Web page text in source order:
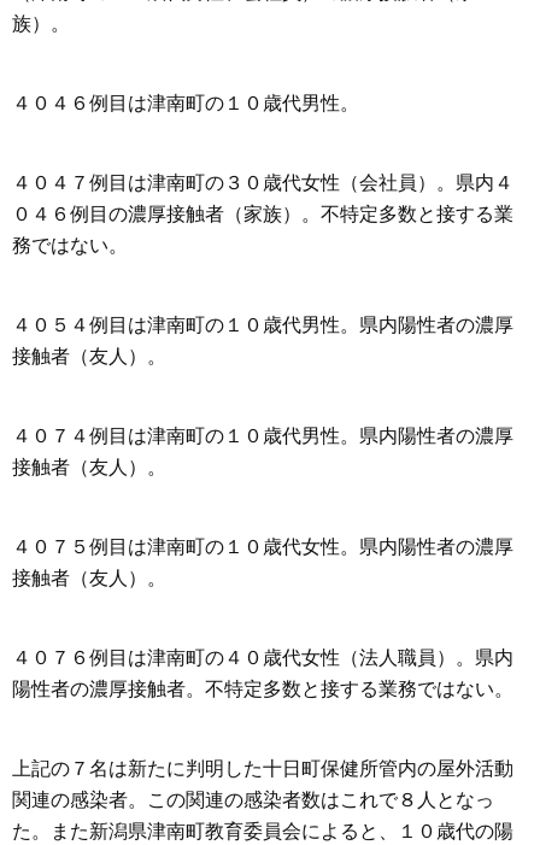
族）。
４０４６例目は津南町の１０歳代男性。
４０４７例目は津南町の３０歳代女性（会社員）。県内４
０４６例目の濃厚接触者（家族）。不特定多数と接する業
務ではない。
４０５４例目は津南町の１０歳代男性。県内陽性者の濃厚
接触者（友人）。
４０７４例目は津南町の１０歳代男性。県内陽性者の濃厚
接触者（友人）。
４０７５例目は津南町の１０歳代女性。県内陽性者の濃厚
接触者（友人）。
４０７６例目は津南町の４０歳代女性（法人職員）。県内
陽性者の濃厚接触者。不特定多数と接する業務ではない。
上記の７名は新たに判明した十日町保健所管内の屋外活動
関連の感染者。この関連の感染者数はこれで８人となっ
た。また新潟県津南町教育委員会によると、１０歳代の陽